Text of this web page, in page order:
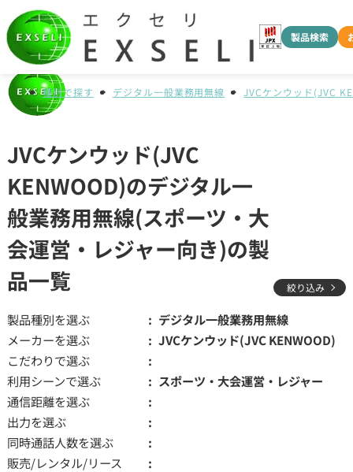
製品検索
種別で探す デジタル一般業務用無線 JVCケンウッド(JVC
JVCケンウッド(JVC
KENWOOD)のデジタル一
般業務用無線(スポーツ・大
会運営・レジャー向き)の製
品一覧
絞り込み
製品種別を選ぶ
デジタル一般業務用無線
メーカーを選ぶ
JVCケンウッド(JVC KENWOOD)
こだわりで選ぶ
利用シーンで選ぶ
スポーツ・大会運営・レジャー
通信距離を選ぶ
出力を選ぶ
同時通話人数を選ぶ
販売/レンタル/リース